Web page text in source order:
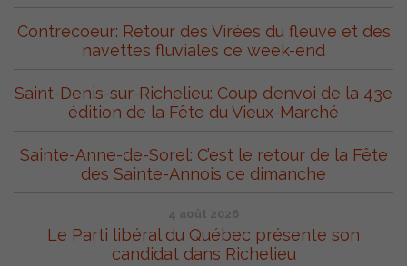
Contrecoeur: Retour des Virées du fleuve et des
navettes fluviales ce week-end
Saint-Denis-sur-Richelieu: Coup d’envoi de la 43e
édition de la Fête du Vieux-Marché
Sainte-Anne-de-Sorel: C’est le retour de la Fête
des Sainte-Annois ce dimanche
4 août 2026
Le Parti libéral du Québec présente son
candidat dans Richelieu